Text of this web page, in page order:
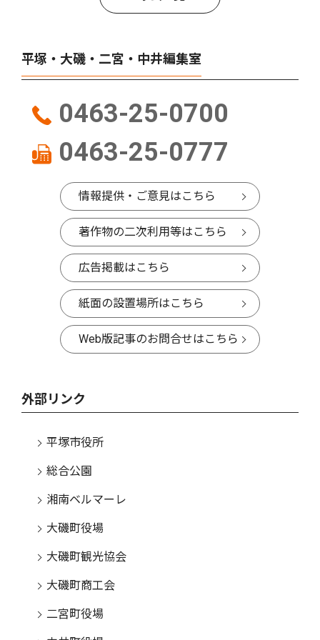
平塚・大磯・二宮・中井編集室
0463-25-0700
0463-25-0777
情報提供・ご意見はこちら
著作物の二次利用等はこちら
広告掲載はこちら
紙面の設置場所はこちら
Web版記事のお問合せはこちら
外部リンク
平塚市役所
総合公園
湘南ベルマーレ
大磯町役場
大磯町観光協会
大磯町商工会
二宮町役場